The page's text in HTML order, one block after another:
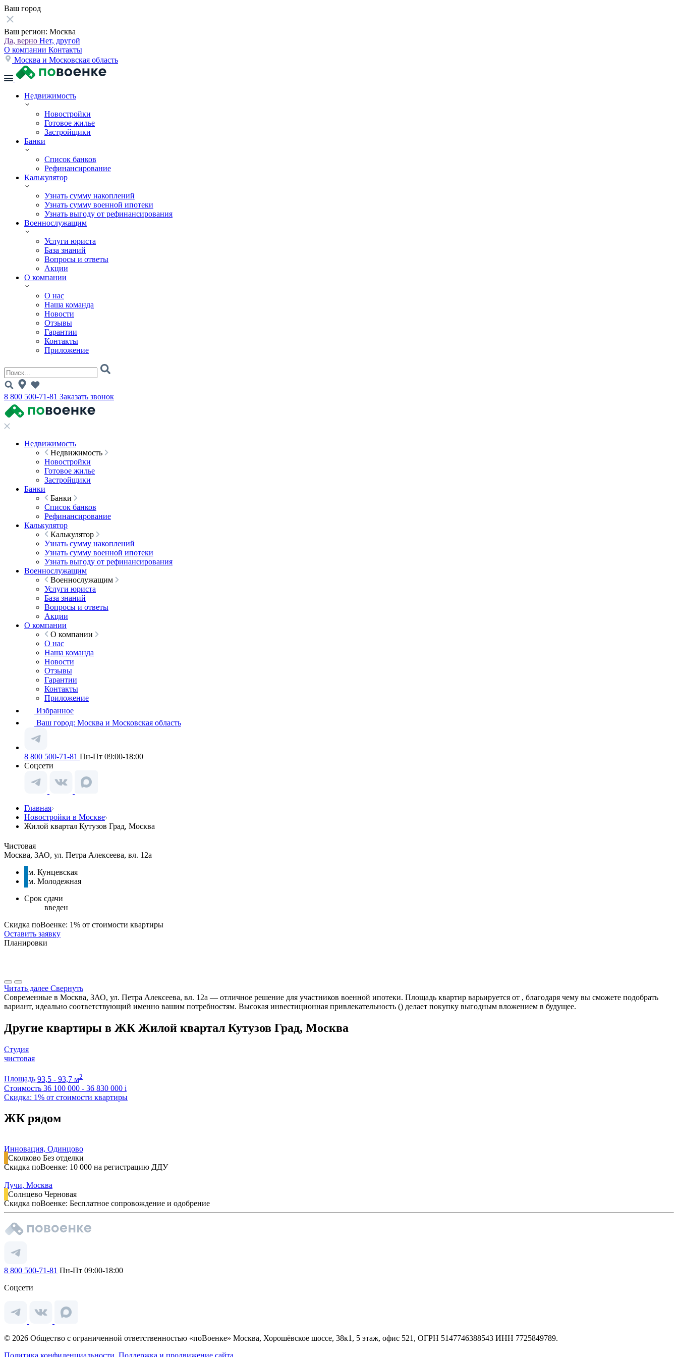
Ваш город
Ваш регион: Москва
Да, верно Нет, другой
О компании Контакты
Москва и Московская область
Недвижимость
Новостройки
Готовое жилье
Застройщики
Банки
Список банков
Рефинансирование
Калькулятор
Узнать сумму накоплений
Узнать сумму военной ипотеки
Узнать выгоду от рефинансирования
Военнослужащим
Услуги юриста
База знаний
Вопросы и ответы
Акции
О компании
О нас
Наша команда
Новости
Отзывы
Гарантии
Контакты
Приложение
8 800 500-71-81 Заказать звонок
Недвижимость
Недвижимость
Новостройки
Готовое жилье
Застройщики
Банки
Банки
Список банков
Рефинансирование
Калькулятор
Калькулятор
Узнать сумму накоплений
Узнать сумму военной ипотеки
Узнать выгоду от рефинансирования
Военнослужащим
Военнослужащим
Услуги юриста
База знаний
Вопросы и ответы
Акции
О компании
О компании
О нас
Наша команда
Новости
Отзывы
Гарантии
Контакты
Приложение
Избранное
Ваш город: Москва и Московская область
8 800 500-71-81 Пн-Пт 09:00-18:00
Соцсети
Главная
Новостройки в Москве
Жилой квартал Кутузов Град, Москва
Чистовая
Москва, ЗАО, ул. Петра Алексеева, вл. 12а
м. Кунцевская
м. Молодежная
Срок сдачи
введен
Скидка поВоенке: 1% от стоимости квартиры
Оставить заявку
Планировки
Читать далее Свернуть
Современные в Москва, ЗАО, ул. Петра Алексеева, вл. 12а — отличное решение для участников военной ипотеки. Площадь квартир варьируется от , благодаря чему вы сможете подобрать
вариант, идеально соответствующий именно вашим потребностям. Высокая инвестиционная привлекательность () делает покупку выгодным вложением в будущее.
Другие квартиры в ЖК Жилой квартал Кутузов Град, Москва
Студия
чистовая
Площадь 93,5 - 93,7 м2
Стоимость 36 100 000 - 36 830 000 i
Скидка: 1% от стоимости квартиры
ЖК рядом
Инновация, Одинцово
Сколково Без отделки
Скидка поВоенке: 10 000 на регистрацию ДДУ
Лучи, Москва
Солнцево Черновая
Скидка поВоенке: Бесплатное сопровождение и одобрение
8 800 500-71-81 Пн-Пт 09:00-18:00
Соцсети
© 2026 Общество с ограниченной ответственностью «поВоенке» Москва, Хорошёвское шоссе, 38к1, 5 этаж, офис 521, ОГРН 5147746388543 ИНН 7725849789.